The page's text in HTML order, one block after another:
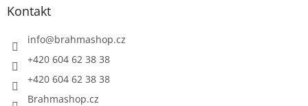
Kontakt
info@brahmashop.cz
+420 604 62 38 38
+420 604 62 38 38
Brahmashop.cz